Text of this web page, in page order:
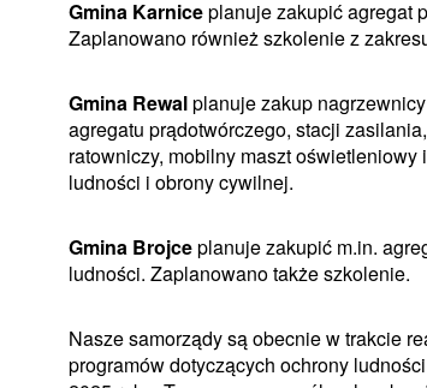
Gmina Karniceplanuje zakupić agregat
Zaplanowano również szkolenie z
Gmina Rewalplanuje zakup
agregatu prądotwórczego, stacji
ratowniczy, mobilny maszt
ludności i obrony cywilnej.
Gmina Brojceplanuje zakupić m.in.
ludności. Zaplanowano także szkolenie.
Nasze samorządy są obecnie w trakcie
programów dotyczących ochrony